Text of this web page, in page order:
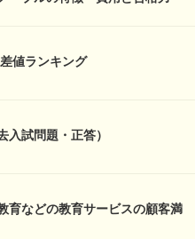
値ランキング
入試問題・正答）
育などの教育サービスの顧客満